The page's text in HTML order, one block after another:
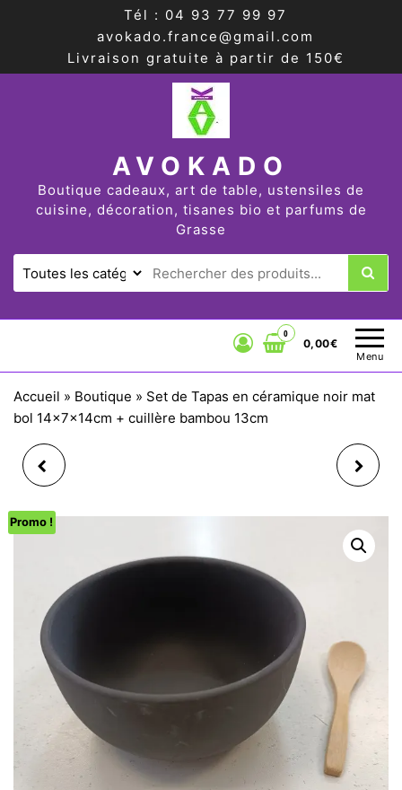
Tél : 04 93 77 99 97
avokado.france@gmail.com
Livraison gratuite à partir de 150€
AVOKADO
Boutique cadeaux, art de table, ustensiles de
cuisine, décoration, tisanes bio et parfums de
Grasse
Menu
0
0,00€
Accueil » Boutique » Set de Tapas en céramique noir mat
bol 14x7x14cm + cuillère bambou 13cm
16X18X7CM, 3ASS.
(MODÈLE ALÉATOIRE)
Promo !